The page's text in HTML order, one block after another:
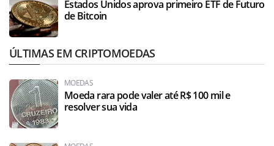
Estados Unidos aprova primeiro ETF de Futuro
de Bitcoin
ÚLTIMAS EM CRIPTOMOEDAS
MOEDAS
Moeda rara pode valer até R$ 100 mil e
resolver sua vida